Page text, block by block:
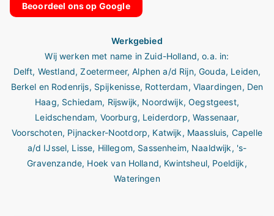
Beoordeel ons op Google
Werkgebied
Wij werken met name inZuid-Holland, o.a. in:
Delft, Westland,Zoetermeer,Alphen a/d Rijn,Gouda, Leiden,
Berkel en Rodenrijs, Spijkenisse, Rotterdam, Vlaardingen, Den
Haag, Schiedam, Rijswijk, Noordwijk,Oegstgeest,
Leidschendam, Voorburg, Leiderdorp,Wassenaar,
Voorschoten, Pijnacker-Nootdorp, Katwijk, Maassluis, Capelle
a/d IJssel, Lisse, Hillegom, Sassenheim, Naaldwijk, 's-
Gravenzande, Hoek van Holland, Kwintsheul, Poeldijk,
Wateringen